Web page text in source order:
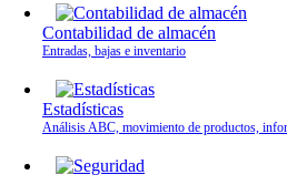
Contabilidad de almacén
Entradas, bajas e inventario
Estadísticas
Análisis ABC, movimiento de productos,